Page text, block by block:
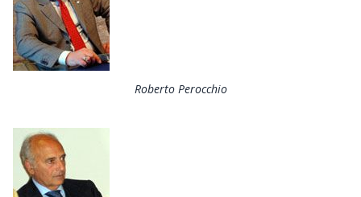
TURISMO
CULTURA
EDITORIALI
Roberto Perocchio